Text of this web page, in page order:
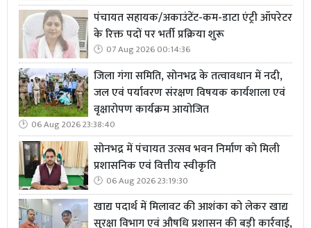
पंचायत सहायक/अकाउंटेंट-कम-डाटा एंट्री ऑपरेटर
के रिक्त पदों पर भर्ती प्रक्रिया शुरू
07 Aug 2026 00:14:36
जिला गंगा समिति, सोनभद्र के तत्वावधान में नदी,
जल एवं पर्यावरण संरक्षण विषयक कार्यशाला एवं
वृक्षारोपण कार्यक्रम आयोजित
06 Aug 2026 23:38:40
सोनभद्र में पंचायत उत्सव भवन निर्माण को मिली
प्रशासनिक एवं वित्तीय स्वीकृति
06 Aug 2026 23:19:30
खाद्य पदार्थ में मिलावट की आशंका को लेकर खाद्य
सुरक्षा विभाग एवं औषधि प्रशासन की बड़ी कार्रवाई,